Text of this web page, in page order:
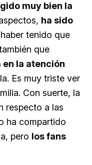
muy bien la
ha sido
haber tenido que
que
en la atención
Es muy triste ver
Con suerte, la
respecto a las
ha compartido
pero los fans